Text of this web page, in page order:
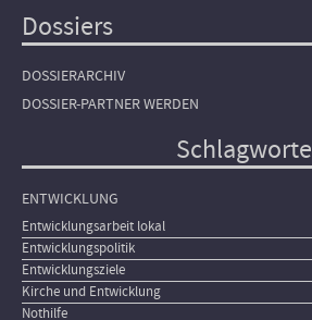
Dossiers
DOSSIERARCHIV
DOSSIER-PARTNER WERDEN
Schlagworte
ENTWICKLUNG
Entwicklungsarbeit lokal
Entwicklungspolitik
Entwicklungsziele
Kirche und Entwicklung
Nothilfe